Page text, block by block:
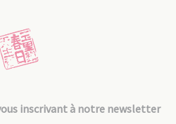
inscrivant à notre newsletter